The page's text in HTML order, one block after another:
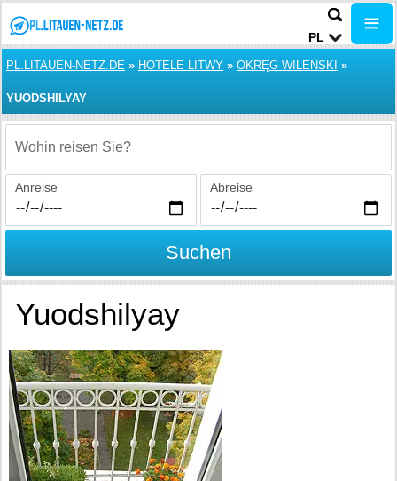
PL
PL.LITAUEN-NETZ.DE » HOTELE LITWY » OKRĘG WILEŃSKI »
YUODSHILYAY
Wohin reisen Sie?
Anreise Abreise
Suchen
Yuodshilyay